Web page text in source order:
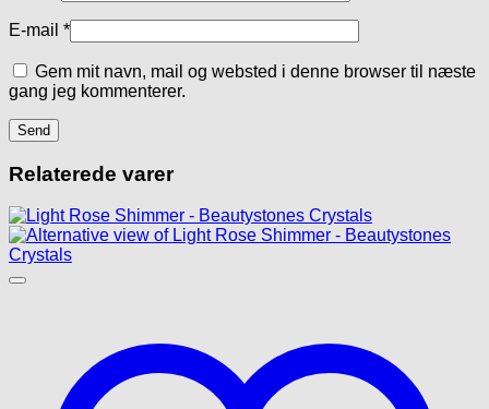
E-mail *
Gem mit navn, mail og websted i denne browser til næste
gang jeg kommenterer.
Relaterede varer